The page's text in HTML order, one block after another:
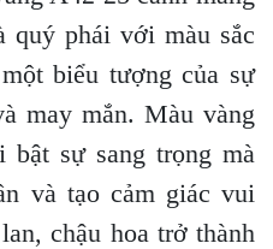
quý phái với màu sắc
biểu tượng của sự
may mắn. Màu vàng
sự sang trọng mà
và tạo cảm giác vui
chậu hoa trở thành